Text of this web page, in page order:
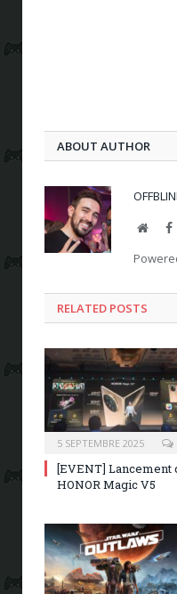
ABOUT AUTHOR
RELATED POSTS
5 SEPTEMBRE 2025
[EVENT] Lancement
HONOR Magic V5